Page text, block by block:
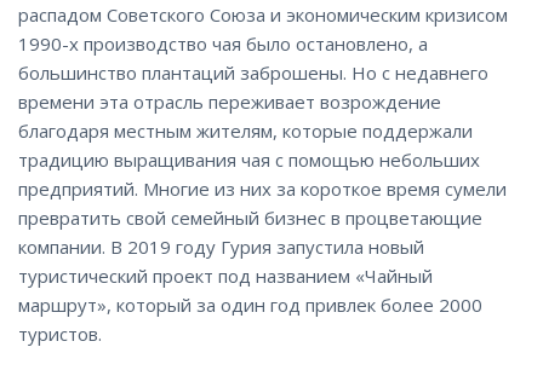
распадом Советского Союза и экономическим кризисом
1990-х производство чая было остановлено, а
большинство плантаций заброшены. Но с недавнего
времени эта отрасль переживает возрождение
благодаря местным жителям, которые поддержали
традицию выращивания чая с помощью небольших
предприятий. Многие из них за короткое время сумели
превратить свой семейный бизнес в процветающие
компании. В 2019 году Гурия запустила новый
туристический проект под названием «Чайный
маршрут», который за один год привлек более 2000
туристов.